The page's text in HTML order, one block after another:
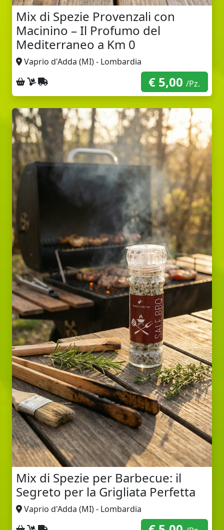
Mix di Spezie Provenzali con
Macinino – Il Profumo del
Mediterraneo a Km 0
Vaprio d'Adda (MI) - Lombardia
Ritiro sul posto
Consegna a domicilio
Spedizione con corriere € 5,00/Pz.
Mix di Spezie per Barbecue: il
Segreto per la Grigliata Perfetta
Vaprio d'Adda (MI) - Lombardia